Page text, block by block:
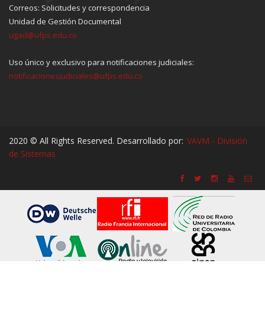
Correos: Solicitudes y correspondencia
Unidad de Gestión Documental
ugad@ufps.edu.co
Uso único y exclusivo para notificaciones judiciales:
notificacionesjudiciales@ufps.edu.co
2020 © All Rights Reserved. Desarrollado por: VAVM - División
de Sistemas